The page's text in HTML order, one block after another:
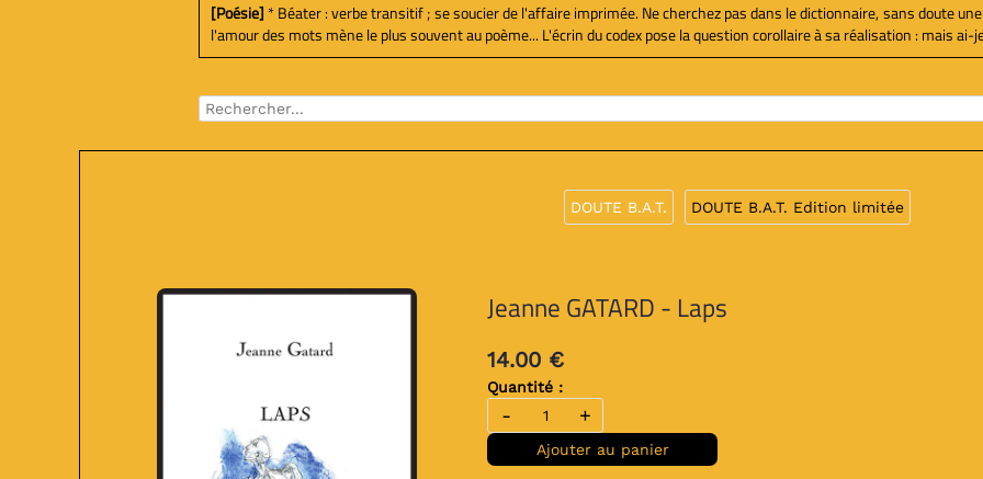
[Poésie] * Béater : verbe transitif ; se soucier de l'affaire imprimée. Ne cherchez pas dans le dictionnaire, sans doute
l'amour des mots mène le plus souvent au poème... L'écrin du codex pose la question corollaire à sa réalisation : mais ai-
DOUTE B.A.T. DOUTE B.A.T. Edition limitée
Jeanne GATARD - Laps
14.00 €
Quantité :
- +
Ajouter au panier